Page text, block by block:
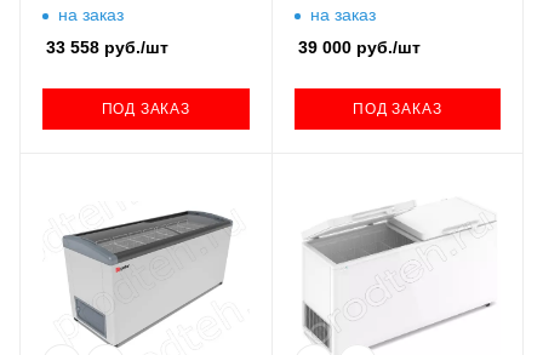
на заказ
33 558 руб./шт
ПОД ЗАКАЗ
на заказ
39 000руб./шт
ПОД ЗАКАЗ